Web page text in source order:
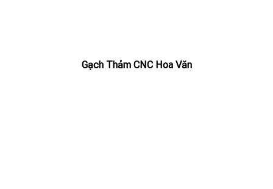
Gạch Thảm CNC Hoa Văn